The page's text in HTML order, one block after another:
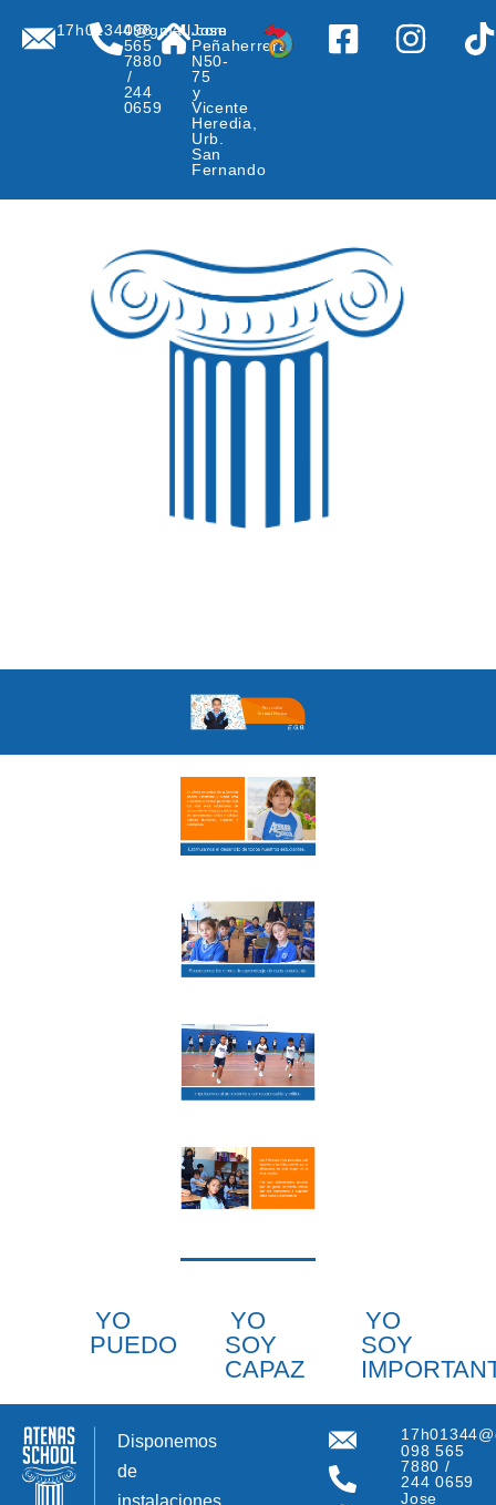
17h01344@gmail.com
098
565
7880
/
244
0659
Jose
Peñaherrera
N50-
75
y
Vicente
Heredia,
Urb.
San
Fernando
YO
PUEDO
YO
SOY
CAPAZ
YO
SOY
Disponemos
de
instalaciones
098 565
7880 /
244 0659
Jose